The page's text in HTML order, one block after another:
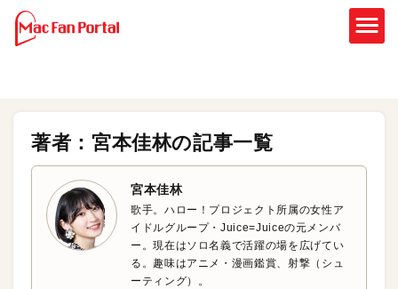
著者：宮本佳林の記事一覧
宮本佳林
歌手。ハロー！プロジェクト所属の女性ア
イドルグループ・Juice=Juiceの元メンバ
ー。現在はソロ名義で活躍の場を広げてい
る。趣味はアニメ・漫画鑑賞、射撃（シュ
ーティング）。